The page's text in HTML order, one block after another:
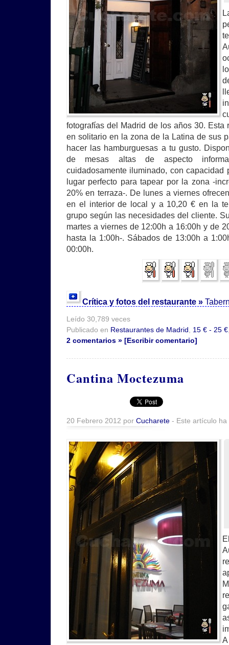
fotografías del Madrid de los años 30. Esta
en solitario en la zona de la Latina de sus
hacer las hamburguesas a tu gusto.
de mesas altas de aspecto
cuidadosamente iluminado, con capacidad
lugar perfecto para tapear por la zona -
20% en terraza-. De lunes a viernes
en el interior de local y a 10,20 € en la
grupo según las necesidades del cliente.
martes a viernes de 12:00h a 16:00h y de
hasta la 1:00h-. Sábados de 13:00h a
00:00h.
Crítica y fotos del restaurante »
Leído 30,789 veces
Publicado en Restaurantes de Madrid 15 € - 25 €
2 comentarios » [Escribir comentario]
Cantina Moctezuma
20 Febrero 2012 por Cucharete - Este artículo